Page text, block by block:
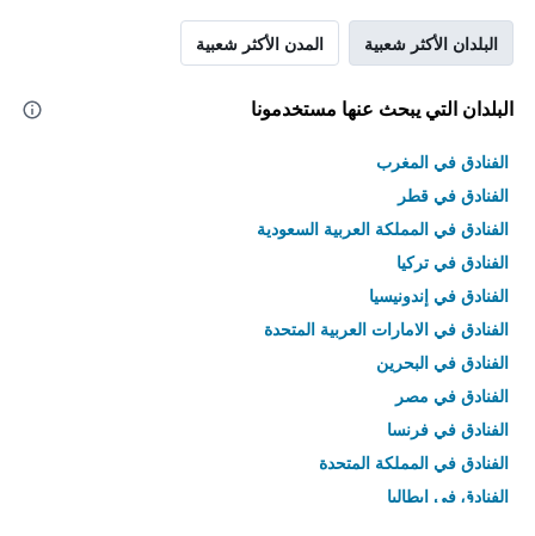
البلدان الأكثر شعبية المدن الأكثر شعبية
البلدان التي يبحث عنها مستخدمونا
الفنادق في المغرب
الفنادق في قطر
الفنادق في المملكة العربية السعودية
الفنادق في تركيا
الفنادق في إندونيسيا
الفنادق في الامارات العربية المتحدة
الفنادق في البحرين
الفنادق في مصر
الفنادق في فرنسا
الفنادق في المملكة المتحدة
الفنادق في إيطاليا